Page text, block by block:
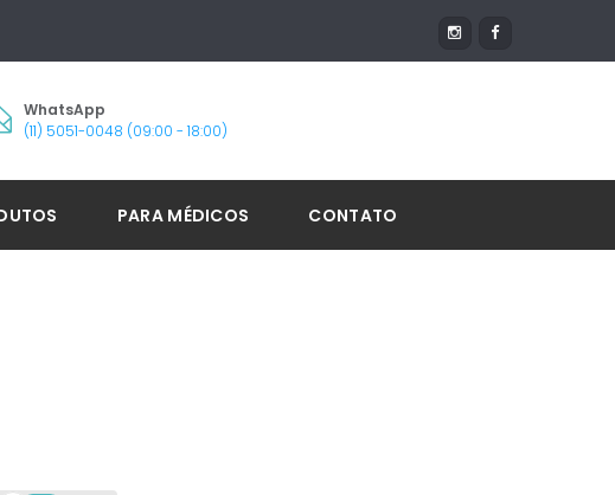
WhatsApp
(11) 5051-0048 (09:00 - 18:00)
PARA MÉDICOS CONTATO